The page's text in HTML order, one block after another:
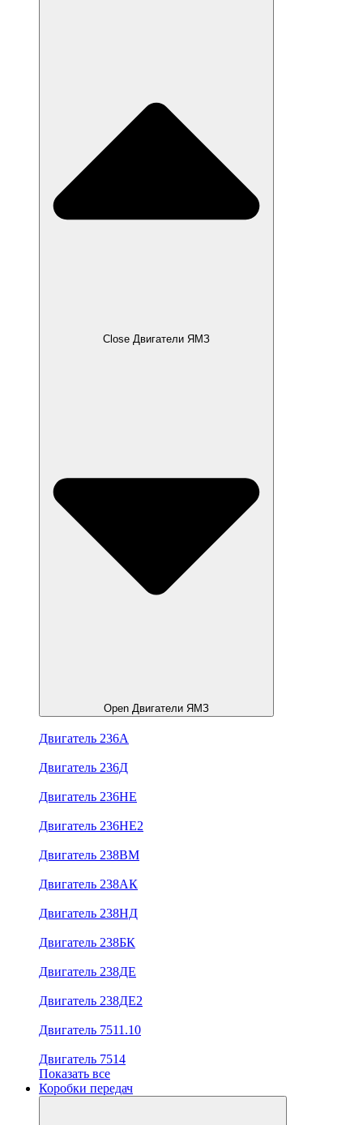
Close Двигатели ЯМЗ
Open Двигатели ЯМЗ
Двигатель 236А
Двигатель 236Д
Двигатель 236НЕ
Двигатель 236НЕ2
Двигатель 238ВМ
Двигатель 238АК
Двигатель 238НД
Двигатель 238БК
Двигатель 238ДЕ
Двигатель 238ДЕ2
Двигатель 7511.10
Двигатель 7514
Показать все
Коробки передач